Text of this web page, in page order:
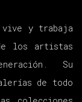
vive y trabaja
los artistas
Su
de todo